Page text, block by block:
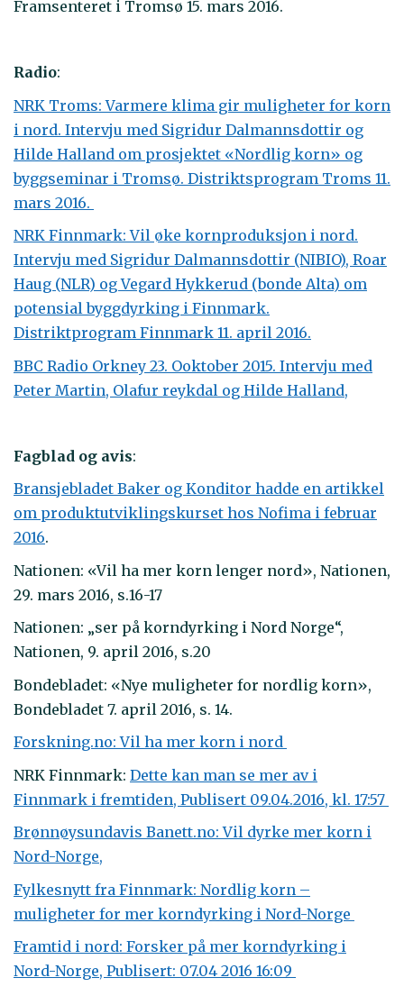
Framsenteret i Tromsø 15. mars 2016.
Radio:
NRK Troms: Varmere klima gir muligheter for korn
i nord. Intervju med Sigridur Dalmannsdottir og
Hilde Halland om prosjektet «Nordlig korn» og
byggseminar i Tromsø. Distriktsprogram Troms 11.
mars 2016.
NRK Finnmark: Vil øke kornproduksjon i nord.
Intervju med Sigridur Dalmannsdottir (NIBIO), Roar
Haug (NLR) og Vegard Hykkerud (bonde Alta) om
potensial byggdyrking i Finnmark.
Distriktprogram Finnmark 11. april 2016.
BBC Radio Orkney 23. Ooktober 2015. Intervju med
Peter Martin, Olafur reykdal og Hilde Halland,
Fagblad og avis:
Bransjebladet Baker og Konditor hadde en artikkel
om produktutviklingskurset hos Nofima i februar
2016.
Nationen: «Vil ha mer korn lenger nord», Nationen,
29. mars 2016, s.16-17
Nationen: „ser på korndyrking i Nord Norge“,
Nationen, 9. april 2016, s.20
Bondebladet: «Nye muligheter for nordlig korn»,
Bondebladet 7. april 2016, s. 14.
Forskning.no: Vil ha mer korn i nord
NRK Finnmark: Dette kan man se mer av i
Finnmark i fremtiden, Publisert 09.04.2016, kl. 17:57
Brønnøysundavis Banett.no: Vil dyrke mer korn i
Nord-Norge,
Fylkesnytt fra Finnmark: Nordlig korn –
muligheter for mer korndyrking i Nord-Norge
Framtid i nord: Forsker på mer korndyrking i
Nord-Norge, Publisert: 07.04 2016 16:09